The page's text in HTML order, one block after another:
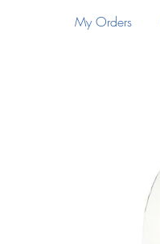
My Orders